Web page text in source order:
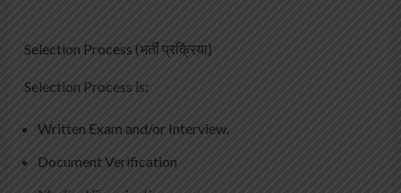
Selection Process (भर्ती प्रक्रिया)
Selection Process is:
Written Exam and/or Interview.
Document Verification